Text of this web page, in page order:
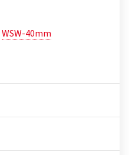
WSW-40mm